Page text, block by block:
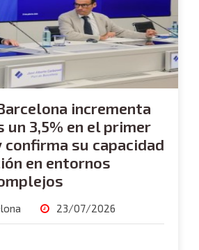
incrementa
3,5% en el primer
su capacidad
en entornos
23/07/2026